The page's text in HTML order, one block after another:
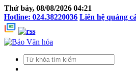
Thứ bảy, 08/08/2026 04:21
Hotline: 024.38220036 Liên hệ quảng